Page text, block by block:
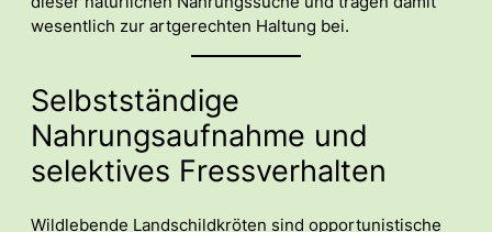
wesentlich zur artgerechten Haltung bei.
Selbstständige
Nahrungsaufnahme und
selektives Fressverhalten
Wildlebende Landschildkröten sind opportunistische